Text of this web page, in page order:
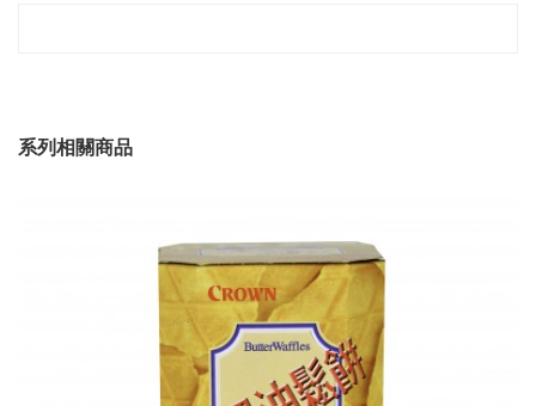
系列相關商品